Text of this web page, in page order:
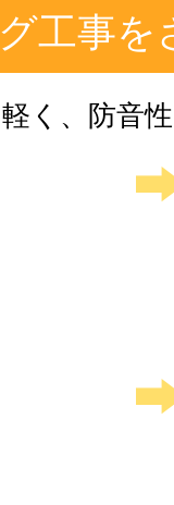
工事
く、防音